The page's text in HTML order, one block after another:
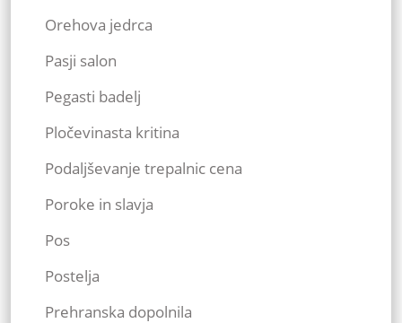
Orehova jedrca
Pasji salon
Pegasti badelj
Pločevinasta kritina
Podaljševanje trepalnic cena
Poroke in slavja
Pos
Postelja
Prehranska dopolnila